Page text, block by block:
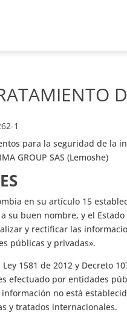
1
para la seguridad de la
GROUP SAS (Lemoshe)
en su artículo 15
su buen nombre, y el
y rectificar las
públicas y privadas».
1581 de 2012 y Decreto
efectuado por entidades
no está
y tratados internacionales.